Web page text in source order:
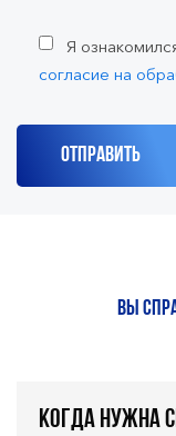
Я
согласие на
Вы
Когда нужна